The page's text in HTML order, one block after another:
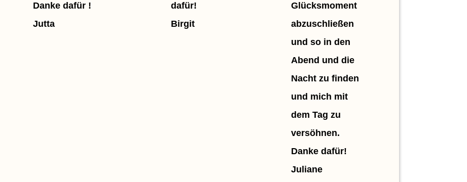
Danke dafür !
Jutta
dafür!
Birgit
Glücksmoment
abzuschließen
und so in den
Abend und die
Nacht zu finden
und mich mit
dem Tag zu
versöhnen.
Danke dafür!
Juliane